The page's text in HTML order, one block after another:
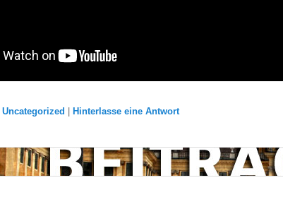
Uncategorized Hinterlasse eine Antwort